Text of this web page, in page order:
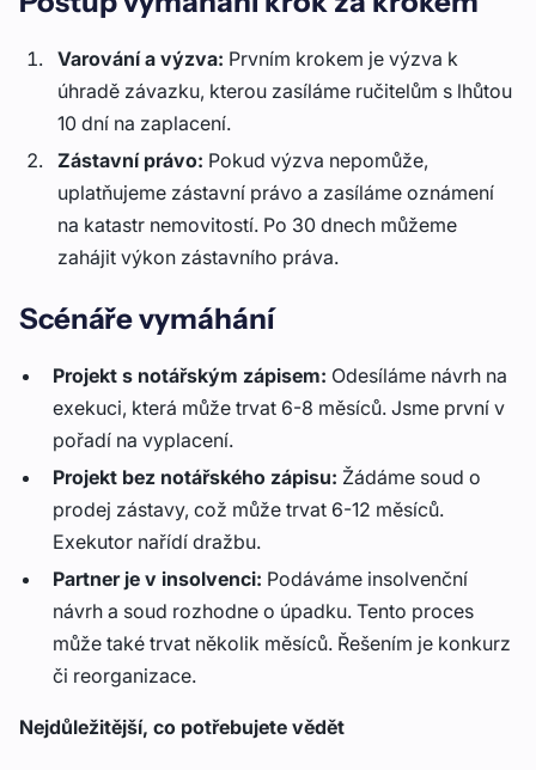
Varování a výzva: Prvním krokem je výzva k
úhradě závazku, kterou zasíláme ručitelům s lhůtou
10 dní na zaplacení.
Zástavní právo: Pokud výzva nepomůže,
uplatňujeme zástavní právo a zasíláme oznámení
na katastr nemovitostí. Po 30 dnech můžeme
zahájit výkon zástavního práva.
Scénáře vymáhání
Projekt s notářským zápisem: Odesíláme návrh na
exekuci, která může trvat 6-8 měsíců. Jsme první v
pořadí na vyplacení.
Projekt bez notářského zápisu: Žádáme soud o
prodej zástavy, což může trvat 6-12 měsíců.
Exekutor nařídí dražbu.
Partner je v insolvenci: Podáváme insolvenční
návrh a soud rozhodne o úpadku. Tento proces
může také trvat několik měsíců. Řešením je konkurz
či reorganizace.
Nejdůležitější, co potřebujete vědět